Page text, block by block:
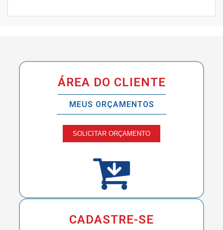
ÁREA DO CLIENTE
MEUS ORÇAMENTOS
SOLICITAR ORÇAMENTO
CADASTRE-SE